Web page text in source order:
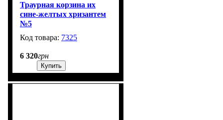
Траурная корзина их
сине-желтых хризантем
№5
7325
6 320грн
Купить